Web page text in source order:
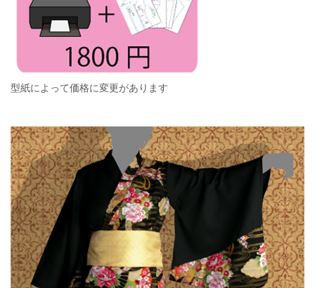
型紙によって価格に変更があります